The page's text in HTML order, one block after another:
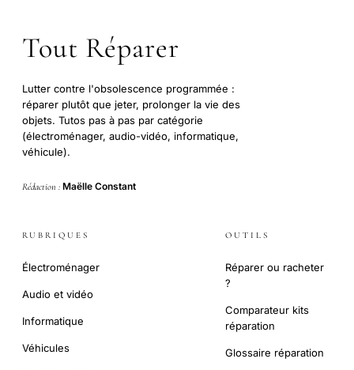
Tout Réparer
Lutter contre l'obsolescence programmée :
réparer plutôt que jeter, prolonger la vie des
objets. Tutos pas à pas par catégorie
(électroménager, audio-vidéo, informatique,
véhicule).
Rédaction : Maëlle Constant
RUBRIQUES
Électroménager
Audio et vidéo
Informatique
Véhicules
OUTILS
Réparer ou racheter
?
Comparateur kits
réparation
Glossaire réparation